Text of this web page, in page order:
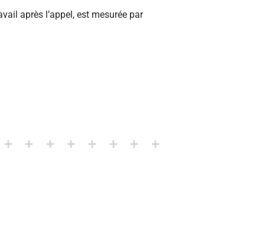
après l’appel, est mesurée par